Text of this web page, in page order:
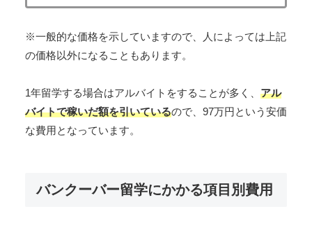
※一般的な価格を示していますので、人によっては上記
の価格以外になることもあります。
1年留学する場合はアルバイトをすることが多く、 アル
バイトで稼いだ額を引いているので、97万円という安価
な費用となっています。
バンクーバー留学にかかる項目別費用